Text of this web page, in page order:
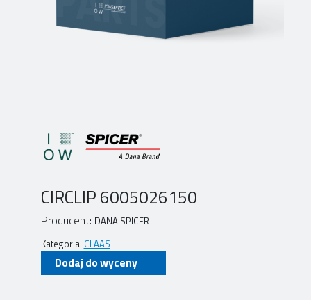
CIRCLIP 6005026150
Producent: DANA SPICER
Kategoria: CLAAS
Dodaj do wyceny